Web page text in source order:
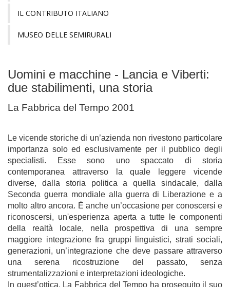
IL CONTRIBUTO ITALIANO
MUSEO DELLE SEMIRURALI
Uomini e macchine - Lancia e Viberti:
due stabilimenti, una storia
La Fabbrica del Tempo 2001
Le vicende storiche di un’azienda non rivestono particolare
importanza solo ed esclusivamente per il pubblico degli
specialisti. Esse sono uno spaccato di storia
contemporanea attraverso la quale leggere vicende
diverse, dalla storia politica a quella sindacale, dalla
Seconda guerra mondiale alla guerra di Liberazione e a
molto altro ancora. È anche un’occasione per conoscersi e
riconoscersi, un'esperienza aperta a tutte le componenti
della realtà locale, nella prospettiva di una sempre
maggiore integrazione fra gruppi linguistici, strati sociali,
generazioni, un’integrazione che deve passare attraverso
una serena ricostruzione del passato, senza
strumentalizzazioni e interpretazioni ideologiche.
In quest’ottica, La Fabbrica del Tempo ha proseguito il suo